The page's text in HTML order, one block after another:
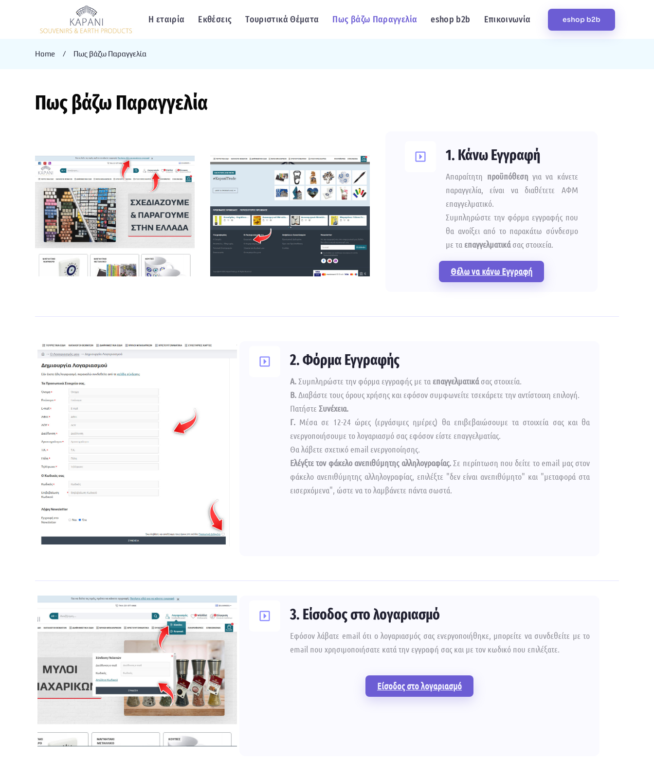
Η εταιρία Εκθέσεις Τουριστικά Θέματα Πως βάζω Παραγγελία eshop b2b Επικοινωνία eshop b2b
Home / Πως βάζω Παραγγελία
Πως βάζω Παραγγελία
1. Κάνω Εγγραφή
Απαραίτητη προϋπόθεση για να κάνετε
παραγγελία, είναι να διαθέτετε ΑΦΜ
επαγγελματικό.
Συμπληρώστε την φόρμα εγγραφής που
θα ανοίξει από το παρακάτω σύνδεσμο
με τα επαγγελματικάσας στοιχεία.
Θέλω να κάνω Εγγραφή
2. Φόρμα Εγγραφής
Α.Συμπληρώστε την φόρμα εγγραφής με τα επαγγελματικάσας στοιχεία.
B.Διαβάστε τους όρους χρήσης και εφόσον συμφωνείτε τσεκάρετε την αντίστοιχη επιλογή.
Πατήστε Συνέχεια.
Γ. Μέσα σε 12-24 ώρες (εργάσιμες ημέρες) θα επιβεβαιώσουμε τα στοιχεία σας και θα
ενεργοποιήσουμε το λογαριασμό σας εφόσον είστε επαγγελματίας.
Θα λάβετε σχετικό email ενεργοποίησης.
Ελέγξτε τον φάκελο ανεπιθύμητης αλληλογραφίας.Σε περίπτωση που δείτε το email μας στον
φάκελο ανεπιθύμητης αλληλογραφίας, επιλέξτε "δεν είναι ανεπιθύμητο" και "μεταφορά στα
εισερχόμενα", ώστε να το λαμβάνετε πάντα σωστά.
3. Είσοδος στο λογαριασμό
Εφόσον λάβατε email ότι ο λογαριασμός σας ενεργοποιήθηκε, μπορείτε να συνδεθείτε με το
email που χρησιμοποιήσατε κατά την εγγραφή σας και με τον κωδικό που επιλέξατε.
Είσοδος στο λογαριασμό